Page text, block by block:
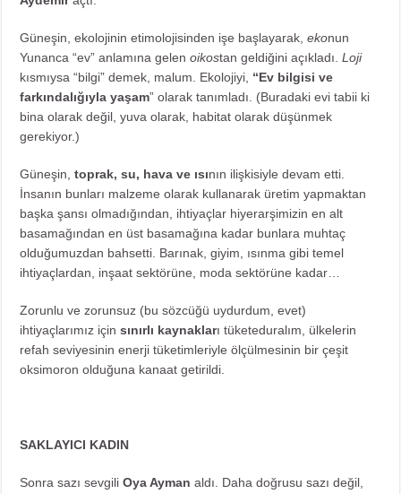
Güneşin, ekolojinin etimolojisinden işe başlayarak,ekonun
Yunanca “ev” anlamına gelenoikostan geldiğini açıkladı.Loji
kısmıysa “bilgi” demek, malum. Ekolojiyi, “Ev bilgisi ve
farkındalığıyla yaşam” olarak tanımladı. (Buradaki evi tabii ki
bina olarak değil, yuva olarak, habitat olarak düşünmek
gerekiyor.)
Güneşin,toprak, su, hava ve ısının ilişkisiyle devam etti.
İnsanın bunları malzeme olarak kullanarak üretim yapmaktan
başka şansı olmadığından, ihtiyaçlar hiyerarşimizin en alt
basamağından en üst basamağına kadar bunlara muhtaç
olduğumuzdan bahsetti. Barınak, giyim, ısınma gibi temel
ihtiyaçlardan, inşaat sektörüne, moda sektörüne kadar…
Zorunlu ve zorunsuz (bu sözcüğü uydurdum, evet)
ihtiyaçlarımız içinsınırlı kaynakları tüketeduralım, ülkelerin
refah seviyesinin enerji tüketimleriyle ölçülmesinin bir çeşit
oksimoron olduğuna kanaat getirildi.
SAKLAYICI KADIN
Sonra sazı sevgiliOya Ayman aldı. Daha doğrusu sazı değil,